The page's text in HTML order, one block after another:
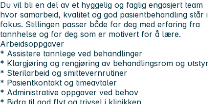
Du vil bli en del av et hyggelig og faglig engasjert team
hvor samarbeid, kvalitet og god pasientbehandling står i
fokus. Stillingen passer både for deg med erfaring fra
tannhelse og for deg som er motivert for å lære.
Arbeidsoppgaver
* Assistere tannlege ved behandlinger
* Klargjøring og rengjøring av behandlingsrom og utstyr
* Sterilarbeid og smittevernrutiner
* Pasientkontakt og timeavtaler
* Administrative oppgaver ved behov
* Bidra til god flyt og trivsel i klinikken